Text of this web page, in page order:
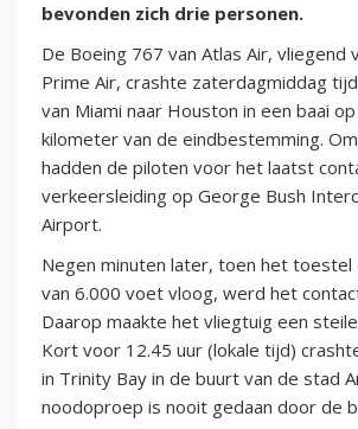
bevonden zich drie personen.
De Boeing 767 van Atlas Air, vliegend
Prime Air, crashte zaterdagmiddag
van Miami naar Houston in een baai
kilometer van de eindbestemming.
hadden de piloten voor het laatst
verkeersleiding op George Bush
Airport.
Negen minuten later, toen het toestel
van 6.000 voet vloog, werd het
Daarop maakte het vliegtuig een
Kort voor 12.45 uur (lokale tijd)
in Trinity Bay in de buurt van de stad
noodoproep is nooit gedaan door de